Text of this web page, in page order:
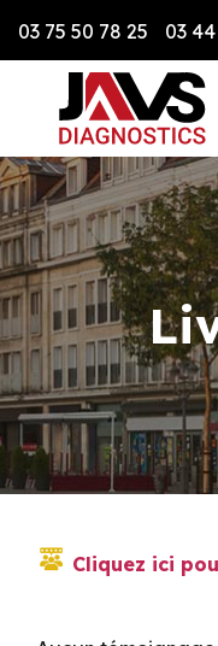
03 75 50 78 25 03
Cliquez ici